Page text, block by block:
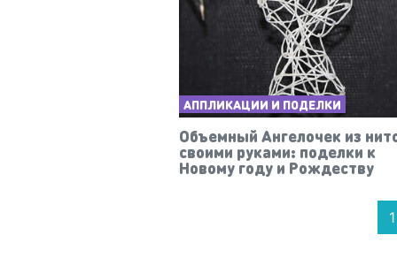
АППЛИКАЦИИ И ПОДЕЛКИ
Объемный Ангелочек из
своими руками: поделки к
Новому году и Рождеству
1